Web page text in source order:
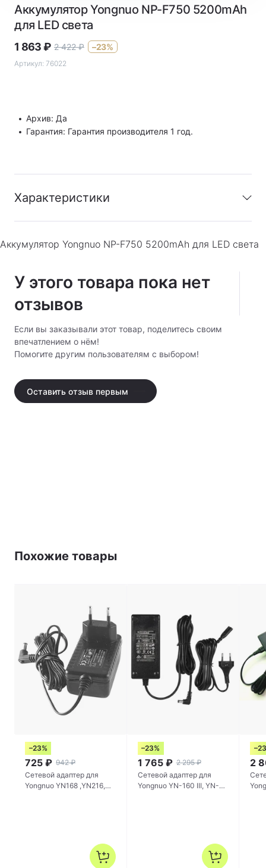
Аккумулятор Yongnuo NP-F750 5200mAh
для LED света
1 863₽ 2 422 ₽ –23%
Артикул: 76022
Архив: Да
Гарантия: Гарантия производителя 1 год.
Характеристики
Аккумулятор Yongnuo NP-F750 5200mAh для LED света
У этого товара пока нет
отзывов
Если вы заказывали этот товар, поделитесь своим
впечатлением о нём!
Помогите другим пользователям с выбором!
Оставить отзыв первым
Похожие товары
–23%
725 ₽ 942 ₽
Сетевой адаптер для
Yongnuo YN168 ,YN216,
–23%
1 765 ₽ 2 295 ₽
Сетевой адаптер для
Yongnuo YN-160 III, YN-
2